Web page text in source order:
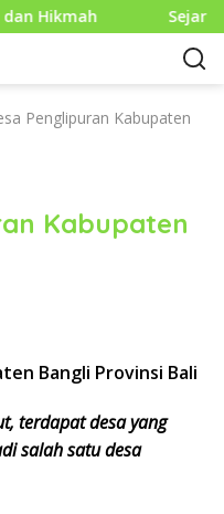
Sejarah
Penglipuran Kabupaten
Kabupaten
Bangli Provinsi Bali
terdapat desa yang
salah satu desa